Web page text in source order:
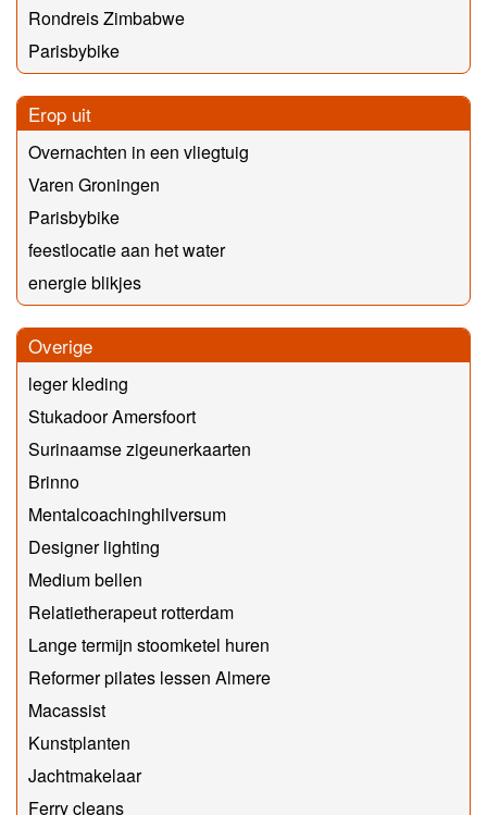
Rondreis Zimbabwe
Parisbybike
Erop uit
Overnachten in een vliegtuig
Varen Groningen
Parisbybike
feestlocatie aan het water
energie blikjes
Overige
leger kleding
Stukadoor Amersfoort
Surinaamse zigeunerkaarten
Brinno
Mentalcoachinghilversum
Designer lighting
Medium bellen
Relatietherapeut rotterdam
Lange termijn stoomketel huren
Reformer pilates lessen Almere
Macassist
Kunstplanten
Jachtmakelaar
Ferry cleans